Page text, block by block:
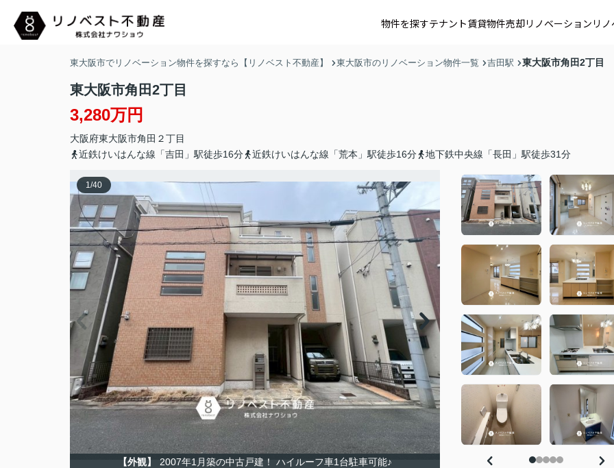
物件を探すテナント賃貸物件売却リノベーション リ
東大阪市でリノベーション物件を探すなら【リノベスト不動産】 東大阪市のリノベーション物件一覧 吉田駅 東大阪市角田2丁目
東大阪市角田2丁目
3,280万円
大阪府東大阪市角田 ２丁目
近鉄けいはんな線「吉田」駅徒歩16分
近鉄けいはんな線「荒本」駅徒歩16分 地下鉄中央線「長田」駅徒歩31分
1/40
【外観】 2007年1月築の中古戸建！ ハイルーフ車1台駐車可能♪